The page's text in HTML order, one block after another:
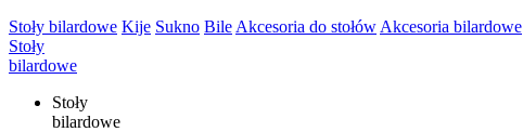
Stoły bilardowe Kije Sukno Bile Akcesoria do stołów Akcesoria bilardowe
Stoły
bilardowe
Stoły
bilardowe